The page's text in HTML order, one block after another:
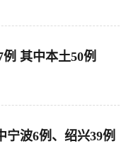
其中本土50例
宁波6例、绍兴39例